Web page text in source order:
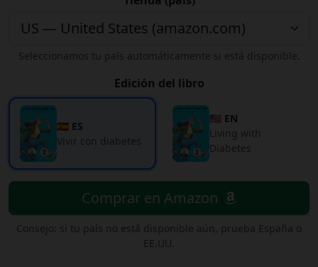
Seleccionamos tu país automáticamente si está disponible.
Edición del libro
🇪🇸 ES
Vivir con diabetes
🇺🇸 EN
Living with
Diabetes
Comprar en Amazon
Consejo: si tu país no está disponible aún, prueba España o
EE.UU.